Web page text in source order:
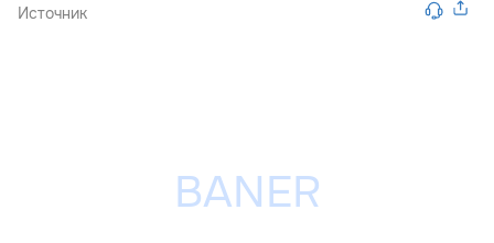
Источник